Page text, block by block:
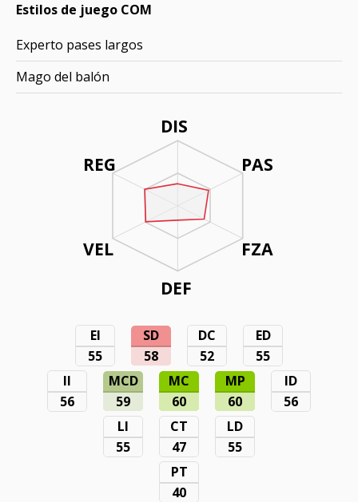
DIS
PAS
FZA
DEF
REG
VEL
EI
55
SD
58
DC
52
ED
55
II
56
MCD
59
MC
60
MP
60
ID
56
LI
55
CT
47
LD
55
PT
40
Estilos de juego COM
Experto pases largos
Mago del balón